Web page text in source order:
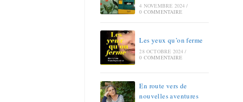
4 NOVEMBRE 2024 /
0 COMMENTAIRE
Les yeux qu’on ferme
28 OCTOBRE 2024 /
0 COMMENTAIRE
En route vers de
nouvelles aventures